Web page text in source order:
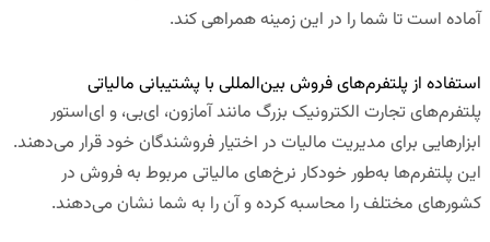
آماده است تا شما را در این زمینه همراهی کند.
استفاده از پلتفرم‌های فروش بین‌المللی با پشتیبانی مالیاتی
پلتفرم‌های تجارت الکترونیک بزرگ مانندآمازون، ای‌بی، و ای‌استور
ابزارهایی برای مدیریت مالیات در اختیار فروشندگان خود قرار می‌دهند.
این پلتفرم‌ها به‌طور خودکار نرخ‌های مالیاتی مربوط به فروش در
کشورهای مختلف را محاسبه کرده و آن را به شما نشان می‌دهند.